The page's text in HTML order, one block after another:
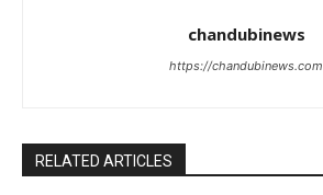
chandubinews
https://chandubinews.com
RELATED ARTICLES